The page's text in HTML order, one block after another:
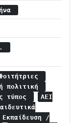
πολιτική
τύπος
ΑΕΙ
Εκπαίδευση /